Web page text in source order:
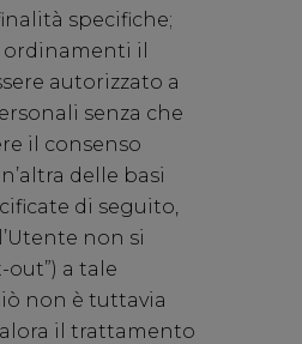
specifiche;
il
autorizzato a
senza che
il consenso
delle basi
di seguito,
non si
a tale
non è tuttavia
il trattamento